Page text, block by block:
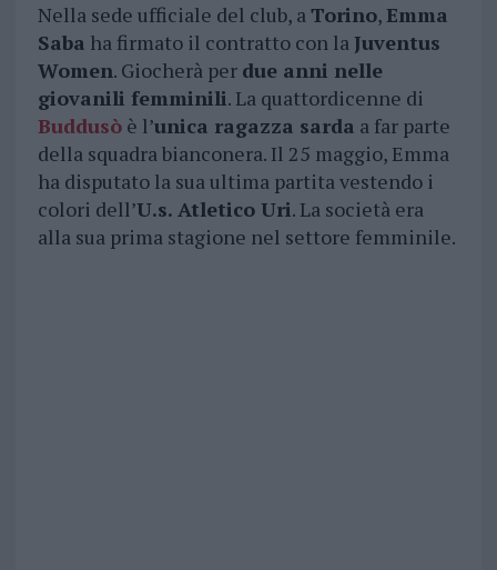
Nella sede ufficiale del club, aTorino,Emma
Saba ha firmato il contratto con laJuventus
Women. Giocherà per due anni nelle
giovanili femminili. La quattordicenne di
Buddusòè l’unica ragazza sarda a far parte
della squadra bianconera. Il 25 maggio, Emma
ha disputato la sua ultima partita vestendo i
colori dell’U.s. Atletico Uri. La società era
alla sua prima stagione nel settore femminile.